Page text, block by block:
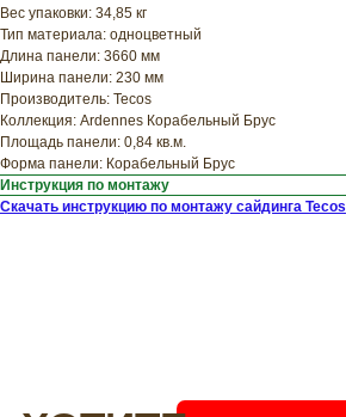
Вес упаковки: 34,85 кг
Тип материала: одноцветный
Длина панели: 3660 мм
Ширина панели: 230 мм
Производитель: Tecos
Коллекция: Ardennes Корабельный Брус
Площадь панели: 0,84 кв.м.
Форма панели: Корабельный Брус
Инструкция по монтажу
Скачать инструкцию по монтажу сайдинга Tecos